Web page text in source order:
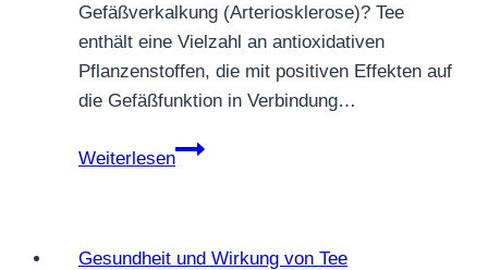
Gefäßverkalkung (Arteriosklerose)? Tee
enthält eine Vielzahl an antioxidativen
Pflanzenstoffen, die mit positiven Effekten auf
die Gefäßfunktion in Verbindung…
Weiterlesen
Tee
Gesundheit und Wirkung von Tee